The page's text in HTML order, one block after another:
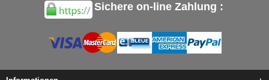
Sichere on-line Zahlung :